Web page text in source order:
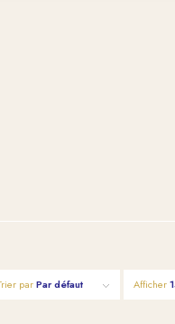
parPar défaut Afficher